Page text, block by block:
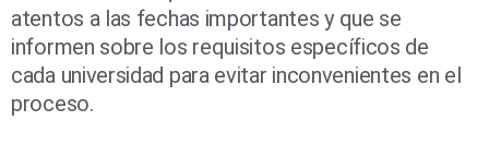
atentos a las fechas importantes y que se
informen sobre los requisitos específicos de
cada universidad para evitar inconvenientes en el
proceso.